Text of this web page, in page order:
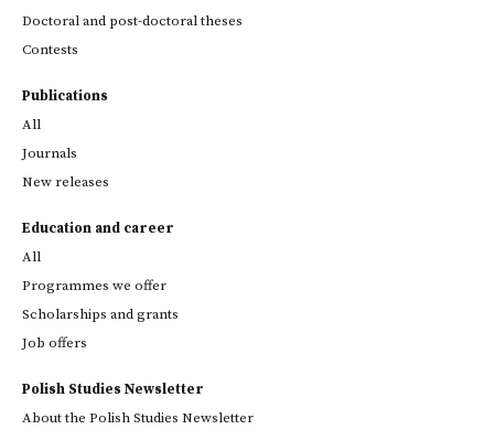
Doctoral and post-doctoral theses
Contests
Publications
All
Journals
New releases
Education and career
All
Programmes we offer
Scholarships and grants
Job offers
Polish Studies Newsletter
About the Polish Studies Newsletter